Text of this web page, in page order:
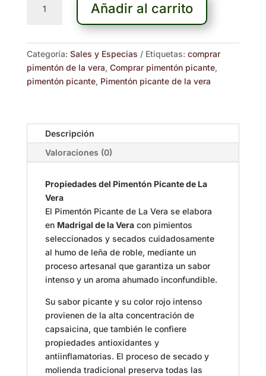
Picante
Vera
80g
cantidad
Añadir al carrito
Categoría: Sales y Especias Etiquetas: comprar
pimentón de la vera, Comprar pimentón picante,
pimentón picante, Pimentón picante de la vera
Descripción
Valoraciones (0)
Propiedades del Pimentón Picante de La
Vera
El Pimentón Picante de La Vera se elabora
en Madrigal de la Veracon pimientos
seleccionados y secados cuidadosamente
al humo de leña de roble, mediante un
proceso artesanal que garantiza un sabor
intenso y un aroma ahumado inconfundible.
Su sabor picante y su color rojo intenso
provienen de la alta concentración de
capsaicina, que también le confiere
propiedades antioxidantes y
antiinflamatorias. El proceso de secado y
molienda tradicional preserva todas las